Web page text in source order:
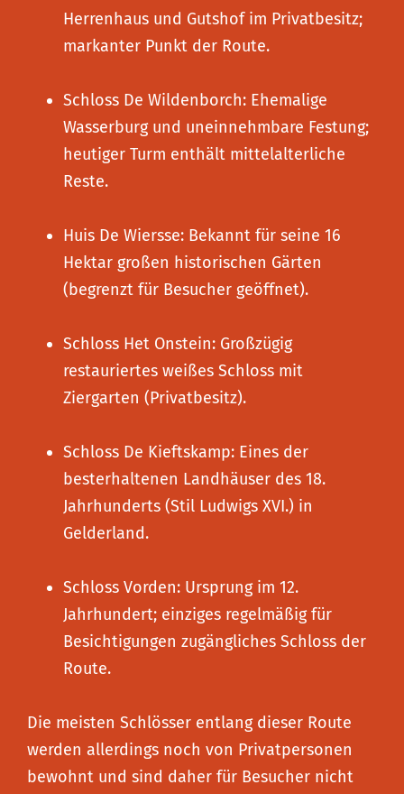
Herrenhaus und Gutshof im Privatbesitz;
markanter Punkt der Route.
Schloss De Wildenborch: Ehemalige
Wasserburg und uneinnehmbare Festung;
heutiger Turm enthält mittelalterliche
Reste.
Huis De Wiersse: Bekannt für seine 16
Hektar großen historischen Gärten
(begrenzt für Besucher geöffnet).
Schloss Het Onstein: Großzügig
restauriertes weißes Schloss mit
Ziergarten (Privatbesitz).
Schloss De Kieftskamp: Eines der
besterhaltenen Landhäuser des 18.
Jahrhunderts (Stil Ludwigs XVI.) in
Gelderland.
Schloss Vorden: Ursprung im 12.
Jahrhundert; einziges regelmäßig für
Besichtigungen zugängliches Schloss der
Route.
Die meisten Schlösser entlang dieser Route
werden allerdings noch von Privatpersonen
bewohnt und sind daher für Besucher nicht